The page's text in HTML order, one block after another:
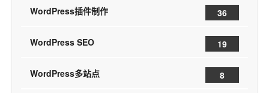
WordPress插件制作 36
WordPress SEO 19
WordPress多站点 8